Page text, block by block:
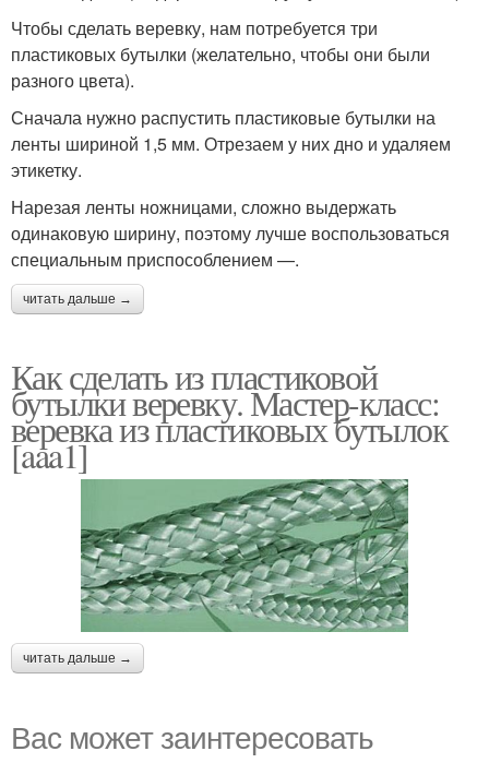
Чтобы сделать веревку, нам потребуется три
пластиковых бутылки (желательно, чтобы они были
разного цвета).
Сначала нужно распустить пластиковые бутылки на
ленты шириной 1,5 мм. Отрезаем у них дно и удаляем
этикетку.
Нарезая ленты ножницами, сложно выдержать
одинаковую ширину, поэтому лучше воспользоваться
специальным приспособлением —.
читать дальше →
Как сделать из пластиковой
бутылки веревку. Мастер-класс:
веревка из пластиковых бутылок
[aaa1]
читать дальше →
Вас может заинтересовать